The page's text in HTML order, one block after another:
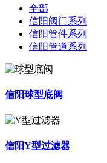
全部
信阳阀门系列
信阳管件系列
信阳管道系列
信阳球型底阀
信阳Y型过滤器